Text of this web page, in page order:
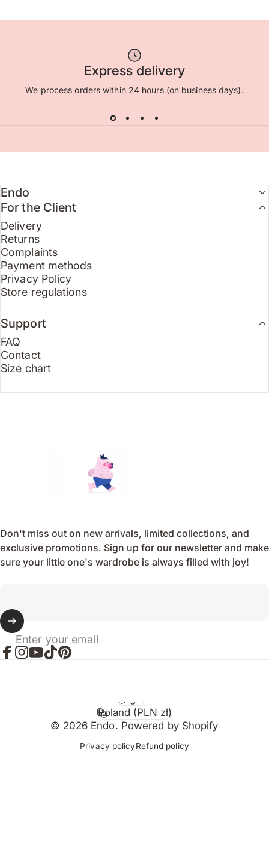
Express delivery
We process orders within 24 hours (on business days).
Endo
For the Client
Delivery
Returns
Complaints
Payment methods
Privacy Policy
Store regulations
Support
FAQ
Contact
Size chart
Don't miss out on new arrivals, limited collections, and
exclusive promotions. Sign up for our newsletter and make
sure your little one's wardrobe is always filled with joy!
Enter your email
© 2026 Endo. Powered by Shopify
Privacy policyRefund policy
Language
English
Country/region
Poland (PLN zł)